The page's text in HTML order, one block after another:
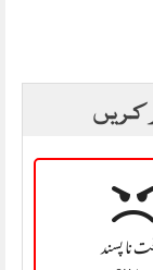
کریں
نا پسند